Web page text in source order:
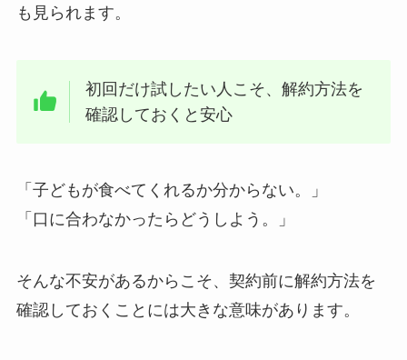
も見られます。
初回だけ試したい人こそ、解約方法を
確認しておくと安心
「子どもが食べてくれるか分からない。」
「口に合わなかったらどうしよう。」
そんな不安があるからこそ、契約前に解約方法を
確認しておくことには大きな意味があります。